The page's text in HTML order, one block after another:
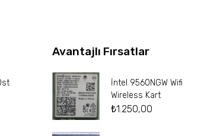
Avantajlı Fırsatlar
İntel 9560NGW Wifi
Wireless Kart
₺1.250,00